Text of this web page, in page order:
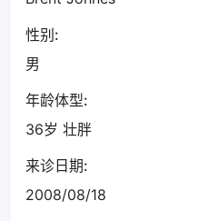
性别:
男
年龄体型:
36岁 壮胖
来诊日期:
2008/08/18